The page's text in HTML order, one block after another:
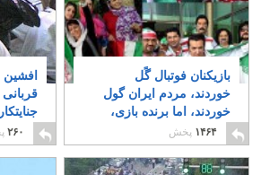
بازیکنان فوتبال گًل
خوردند، مردم ایران گول
خوردند، اما برنده بازی،
حکومت اسلامی شد!
۱۴۶۴ پخش
افشین
قربانی
زنده
۲۶۰